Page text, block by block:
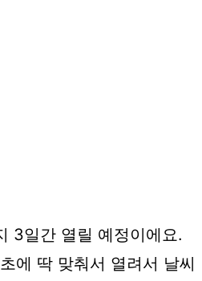
3일간 열릴 예정이에요.
에 딱 맞춰서 열려서 날씨